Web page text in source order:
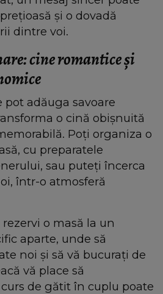
și o dovadă
dintre voi.
cine romantice și
pot adăuga savoare
o cină obișnuită
Poți organiza o
cu preparatele
sau puteți încerca
într-o atmosferă
o masă la un
aparte, unde să
noi și să vă bucurați de
vă place să
de gătit în cuplu poate